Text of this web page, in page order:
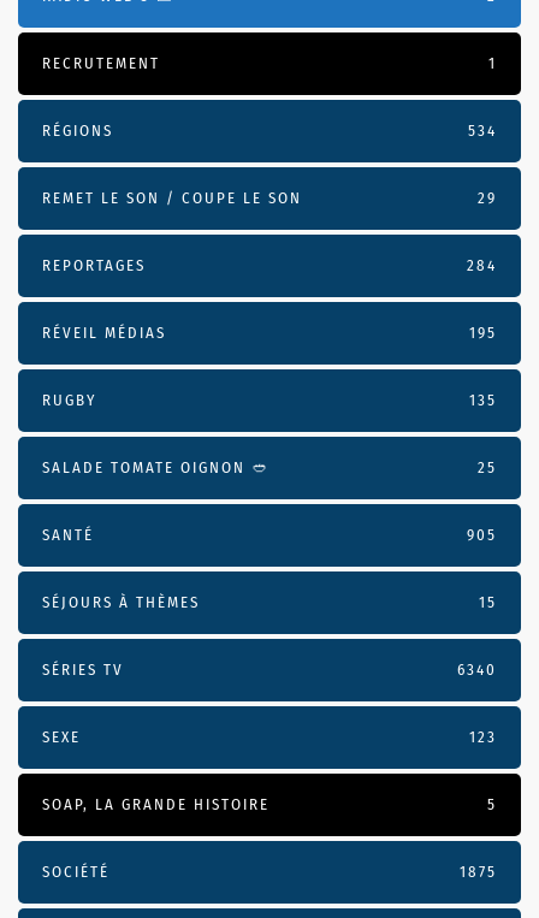
RECRUTEMENT 1
RÉGIONS 534
REMET LE SON / COUPE LE SON 29
REPORTAGES 284
RÉVEIL MÉDIAS 195
RUGBY 135
SALADE TOMATE OIGNON 🥙 25
SANTÉ 905
SÉJOURS À THÈMES 15
SÉRIES TV 6340
SEXE 123
SOAP, LA GRANDE HISTOIRE 5
SOCIÉTÉ 1875